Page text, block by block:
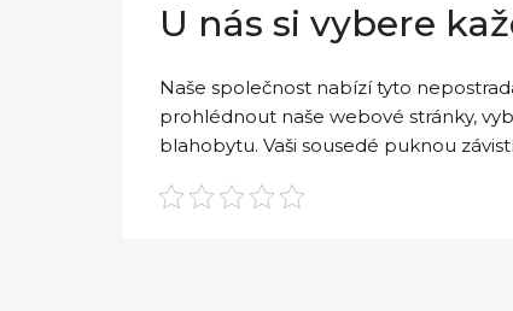
U nás si vybere
Naše společnost nabízí tyto
prohlédnout naše webové stránky,
blahobytu. Vaši sousedé puknou